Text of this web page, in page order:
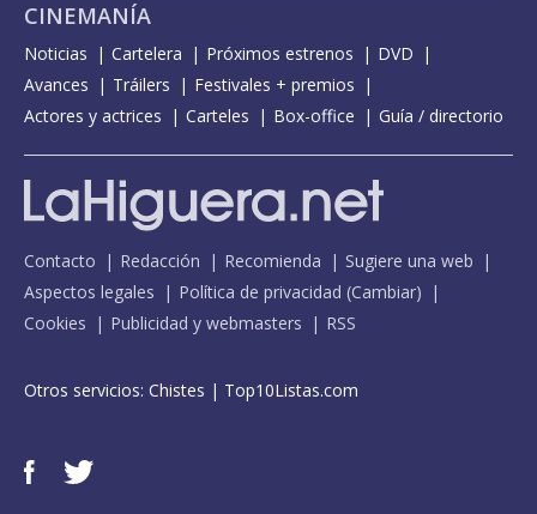
CINEMANÍA
Noticias Cartelera Próximos estrenos
DVD
Avances
Tráilers
Festivales + premios
Actores y actrices
Carteles Box-office Guía / directorio
Contacto Redacción Recomienda
Sugiere una web
Aspectos legales
Política de privacidad (Cambiar)
Cookies
Publicidad y webmasters RSS
Otros servicios: Chistes | Top10Listas.com